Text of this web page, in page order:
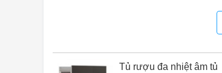
đặc biệt với độ rung cực thấp, giúp tủ
trang bị cơ chế đóng, mở SoftSystem,
khoảng 45°. Thiết kế này đảm bảo rằng
những dao động không đáng có, từ đó
Tủ rượu đa nhiệt âm tủ